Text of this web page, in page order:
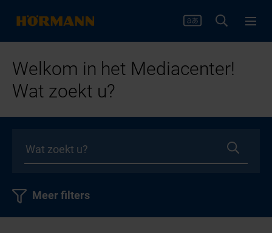
Welkom in het Mediacenter!
Wat zoekt u?
Meer filters